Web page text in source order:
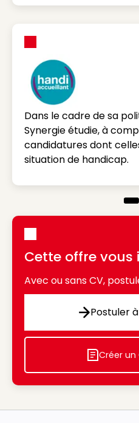
Dans le cadre de sa
Synergie étudie, à
candidatures dont
situation de handicap.
Cette offre vous
Avec ou sans CV,
Postuler
Créer un